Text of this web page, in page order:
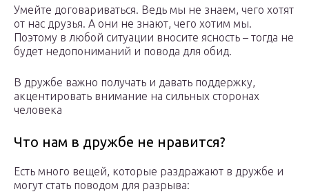
Умейте договариваться. Ведь мы не знаем, чего хотят
от нас друзья. А они не знают, чего хотим мы.
Поэтому в любой ситуации вносите ясность – тогда не
будет недопониманий и повода для обид.
В дружбе важно получать и давать поддержку,
акцентировать внимание на сильных сторонах
человека
Что нам в дружбе не нравится?
Есть много вещей, которые раздражают в дружбе и
могут стать поводом для разрыва: